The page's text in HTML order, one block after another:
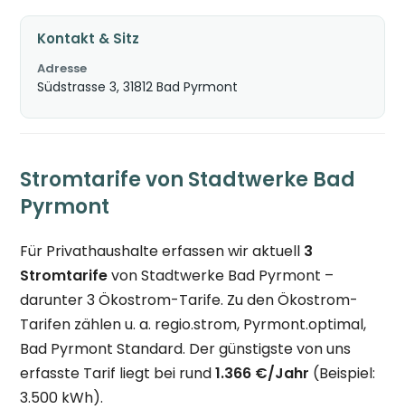
Kontakt & Sitz
Adresse
Südstrasse 3, 31812 Bad Pyrmont
Stromtarife von Stadtwerke Bad
Pyrmont
Für Privathaushalte erfassen wir aktuell 3
Stromtarifevon Stadtwerke Bad Pyrmont –
darunter 3 Ökostrom-Tarife. Zu den Ökostrom-
Tarifen zählen u. a. regio.strom, Pyrmont.optimal,
Bad Pyrmont Standard. Der günstigste von uns
erfasste Tarif liegt bei rund1.366 €/Jahr (Beispiel:
3.500 kWh).